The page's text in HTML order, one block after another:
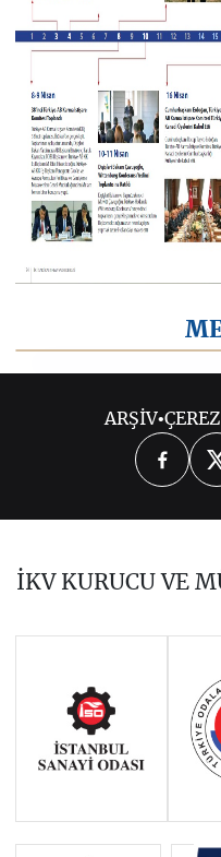
OCAK 2019
NİSAN
EKİM 2019
ARŞİV•
İKV KURUCU VE